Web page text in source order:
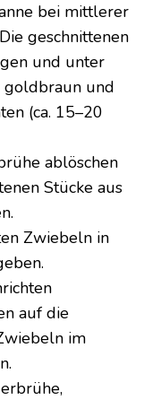
bei mittlerer
geschnittenen
und unter
goldbraun und
(ca. 15–20
ablöschen
Stücke aus
Zwiebeln in
auf die
im